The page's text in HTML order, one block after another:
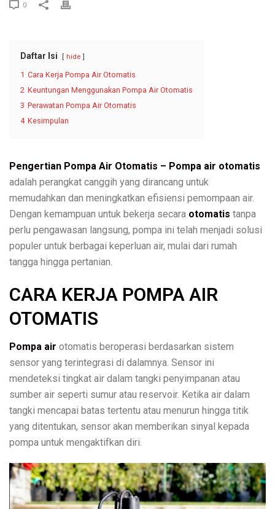
0
Daftar Isi hide
1 Cara Kerja Pompa Air Otomatis
2 Keuntungan Menggunakan Pompa Air Otomatis
3 Perawatan Pompa Air Otomatis
4 Kesimpulan
Pengertian Pompa Air Otomatis – Pompa air otomatis
adalah perangkat canggih yang dirancang untuk
memudahkan dan meningkatkan efisiensi pemompaan air.
Dengan kemampuan untuk bekerja secara otomatis tanpa
perlu pengawasan langsung, pompa ini telah menjadi solusi
populer untuk berbagai keperluan air, mulai dari rumah
tangga hingga pertanian.
CARA KERJA POMPA AIR
OTOMATIS
Pompa air otomatis beroperasi berdasarkan sistem
sensor yang terintegrasi di dalamnya. Sensor ini
mendeteksi tingkat air dalam tangki penyimpanan atau
sumber air seperti sumur atau reservoir. Ketika air dalam
tangki mencapai batas tertentu atau menurun hingga titik
yang ditentukan, sensor akan memberikan sinyal kepada
pompa untuk mengaktifkan diri.